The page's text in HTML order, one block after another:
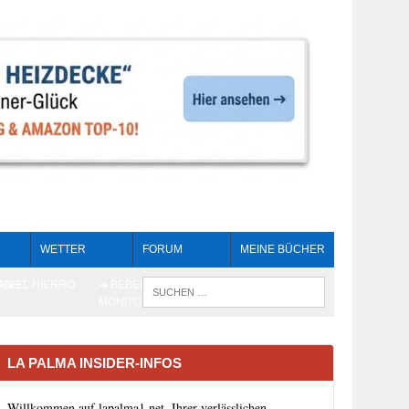
WETTER FORUM MEINE BÜCHER
LA PALMA INSIDER-INFOS